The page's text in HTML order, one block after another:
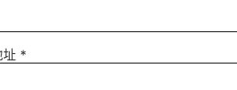
址 *